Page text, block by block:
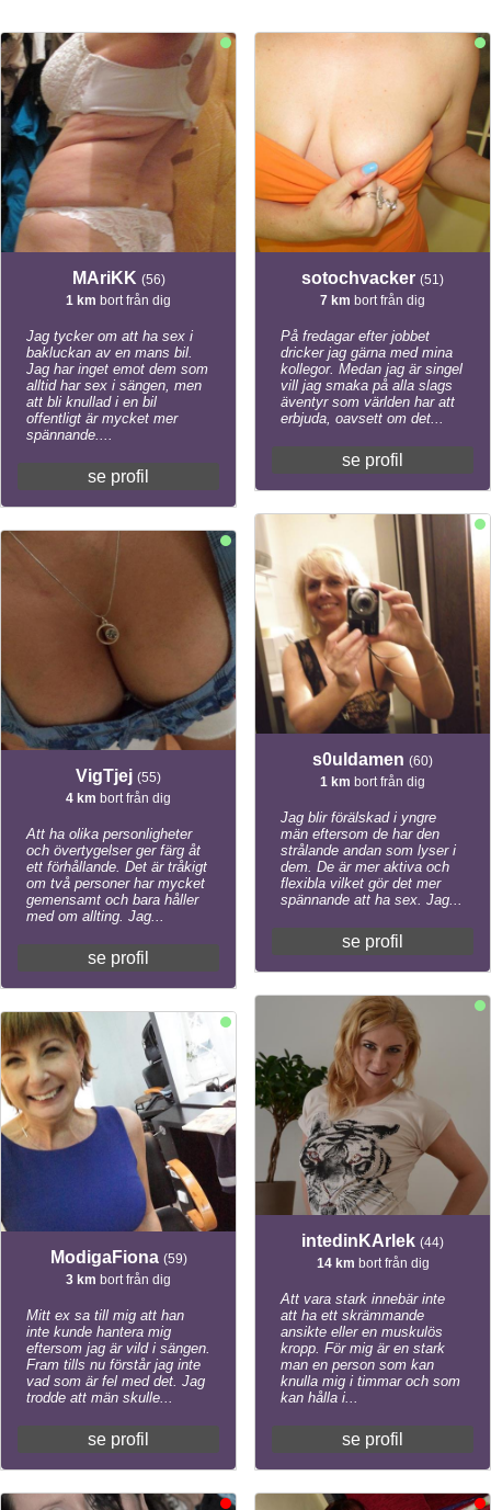
MAriKK (56)
1 km bort från dig
Jag tycker om att ha sex i
bakluckan av en mans bil.
Jag har inget emot dem som
alltid har sex i sängen, men
att bli knullad i en bil
offentligt är mycket mer
spännande....
se profil
VigTjej (55)
4 km bort från dig
Att ha olika personligheter
och övertygelser ger färg åt
ett förhållande. Det är tråkigt
om två personer har mycket
gemensamt och bara håller
med om allting. Jag...
se profil
ModigaFiona (59)
3 km bort från dig
Mitt ex sa till mig att han
inte kunde hantera mig
eftersom jag är vild i sängen.
Fram tills nu förstår jag inte
vad som är fel med det. Jag
trodde att män skulle...
se profil
sotochvacker (51)
7 km bort från dig
På fredagar efter jobbet
dricker jag gärna med mina
kollegor. Medan jag är singel
vill jag smaka på alla slags
äventyr som världen har att
erbjuda, oavsett om det...
se profil
s0uldamen (60)
1 km bort från dig
Jag blir förälskad i yngre
män eftersom de har den
strålande andan som lyser i
dem. De är mer aktiva och
flexibla vilket gör det mer
spännande att ha sex. Jag...
se profil
intedinKArlek (44)
14 km bort från dig
Att vara stark innebär inte
att ha ett skrämmande
ansikte eller en muskulös
kropp. För mig är en stark
man en person som kan
knulla mig i timmar och som
kan hålla i...
se profil